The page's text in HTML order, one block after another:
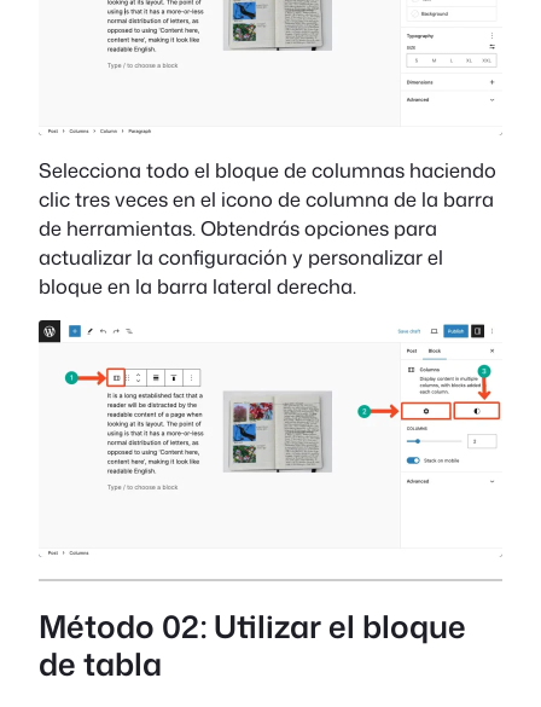
Selecciona todo el bloque de columnas haciendo
clic tres veces en el icono de columna de la barra
de herramientas. Obtendrás opciones para
actualizar la configuración y personalizar el
bloque en la barra lateral derecha.
Método 02: Utilizar el bloque
de tabla